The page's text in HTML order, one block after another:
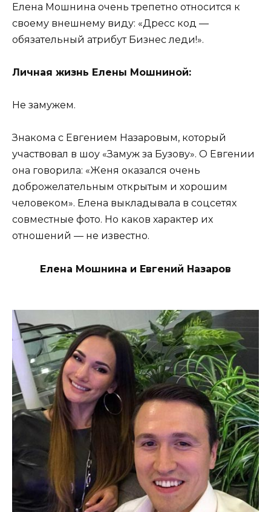
Елена Мошнина очень трепетно относится к
своему внешнему виду: «Дресс код —
обязательный атрибут Бизнес леди!».
Личная жизнь Елены Мошниной:
Не замужем.
Знакома с Евгением Назаровым, который
участвовал в шоу «Замуж за Бузову». О Евгении
она говорила: «Женя оказался очень
доброжелательным открытым и хорошим
человеком». Елена выкладывала в соцсетях
совместные фото. Но каков характер их
отношений — не известно.
Елена Мошнина и Евгений Назаров